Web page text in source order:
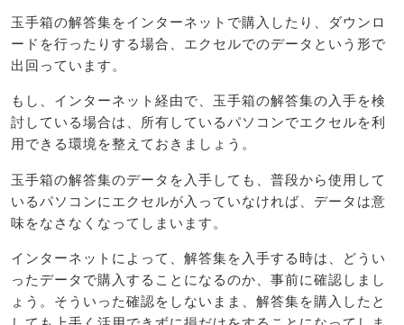
玉手箱の解答集をインターネットで購入したり、ダウンロ
ードを行ったりする場合、エクセルでのデータという形で
出回っています。
もし、インターネット経由で、玉手箱の解答集の入手を検
討している場合は、所有しているパソコンでエクセルを利
用できる環境を整えておきましょう。
玉手箱の解答集のデータを入手しても、普段から使用して
いるパソコンにエクセルが入っていなければ、データは意
味をなさなくなってしまいます。
インターネットによって、解答集を入手する時は、どうい
ったデータで購入することになるのか、事前に確認しまし
ょう。そういった確認をしないまま、解答集を購入したと